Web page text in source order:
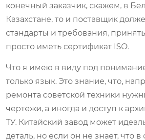
конечный заказчик, скажем, в
Казахстане, то и поставщик
стандарты и требования,
просто иметь сертификат ISO.
Что я имею в виду под
только язык. Это знание, что,
ремонта советской техники
чертежи, а иногда и доступ к
ТУ. Китайский завод может
деталь, но если он не знает, что